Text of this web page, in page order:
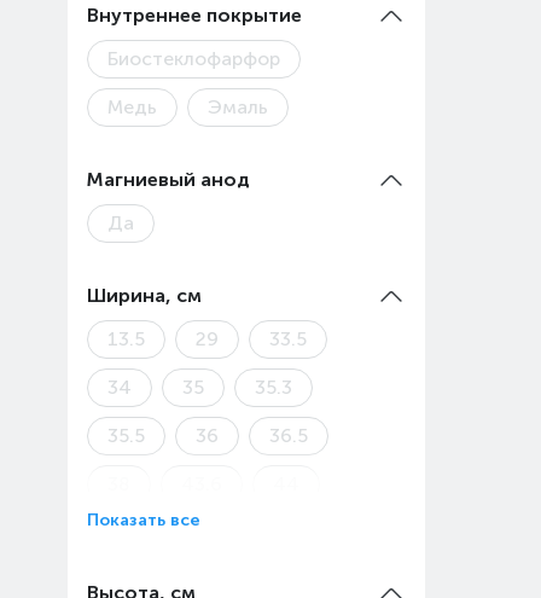
Внутреннее покрытие
Биостеклофарфор
Медь Эмаль
Магниевый анод
Да
Ширина, см
13.5
29 33.5
34 35 35.3
35.5 36 36.5
44.5
Показать все
Высота, см